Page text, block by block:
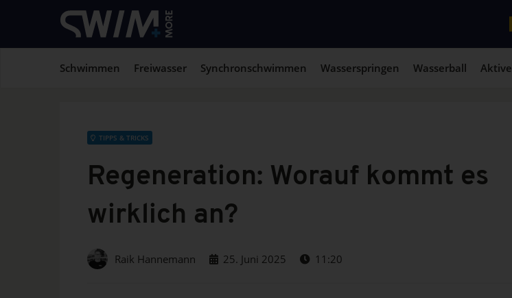
Schwimmen Freiwasser Synchronschwimmen Wasserspringen Wasserball Aktive
TIPPS & TRICKS
Regeneration: Worauf kommt es
wirklich an?
Raik Hannemann 25. Juni 2025 11:20